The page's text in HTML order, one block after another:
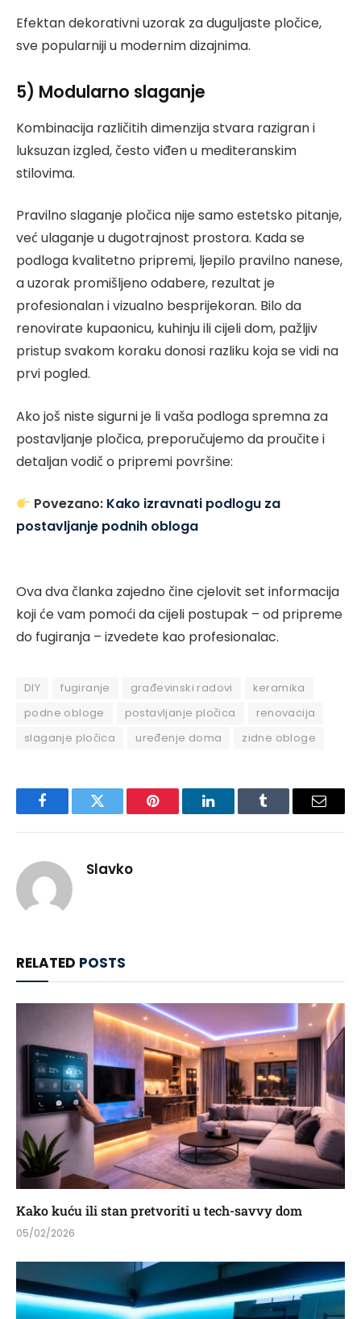
Efektan dekorativni uzorak za duguljaste pločice,
sve popularniji u modernim dizajnima.
5) Modularno slaganje
Kombinacija različitih dimenzija stvara razigran i
luksuzan izgled, često viđen u mediteranskim
stilovima.
Pravilno slaganje pločica nije samo estetsko pitanje,
već ulaganje u dugotrajnost prostora. Kada se
podloga kvalitetno pripremi, ljepilo pravilno nanese,
a uzorak promišljeno odabere, rezultat je
profesionalan i vizualno besprijekoran. Bilo da
renovirate kupaonicu, kuhinju ili cijeli dom, pažljiv
pristup svakom koraku donosi razliku koja se vidi na
prvi pogled.
Ako još niste sigurni je li vaša podloga spremna za
postavljanje pločica, preporučujemo da proučite i
detaljan vodič o pripremi površine:
Povezano: Kako izravnati podlogu za
postavljanje podnih obloga
Ova dva članka zajedno čine cjelovit set informacija
koji će vam pomoći da cijeli postupak – od pripreme
do fugiranja – izvedete kao profesionalac.
DIY fugiranje građevinski radovi
keramika
podne obloge
postavljanje pločica
renovacija
slaganje pločica
uređenje doma zidne obloge
FacebookTwitter Pinterest LinkedInTumblr Email
Slavko
RELATED POSTS
Kako kuću ili stan pretvoriti u tech-savvy dom
05/02/2026